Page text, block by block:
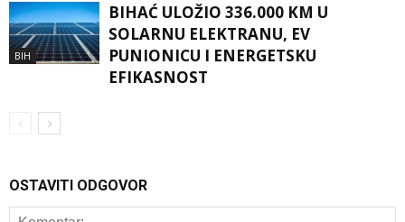
BIH
BIHAĆ ULOŽIO 336.000 KM U
SOLARNU ELEKTRANU, EV
PUNIONICU I ENERGETSKU
EFIKASNOST
OSTAVITI ODGOVOR